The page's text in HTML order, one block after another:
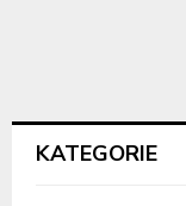
KATEGORIE